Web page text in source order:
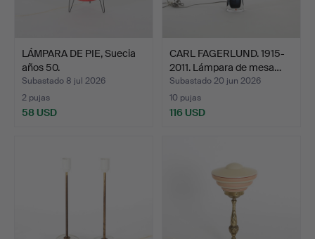
LÁMPARA DE PIE, Suecia
años 50.
Subastado 8 jul 2026
2 pujas
58 USD
CARL FAGERLUND. 1915-
2011. Lámpara de mesa…
Subastado 20 jun 2026
10 pujas
116 USD